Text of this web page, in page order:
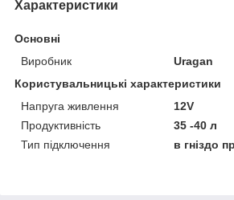
Характеристики
Основні
Виробник
Uragan
Користувальницькі характеристики
Напруга живлення
12V
Продуктивність
35 -40 л
Тип підключення
в гніздо